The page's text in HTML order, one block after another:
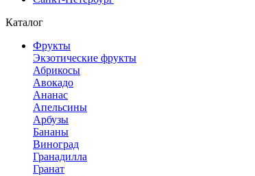
Каталог
Фрукты
Экзотические фрукты
Абрикосы
Авокадо
Ананас
Апельсины
Арбузы
Бананы
Виноград
Гранадилла
Гранат